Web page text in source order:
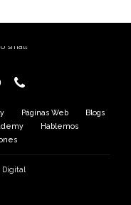
Páginas Web
Blogs
Hablemos
Digital